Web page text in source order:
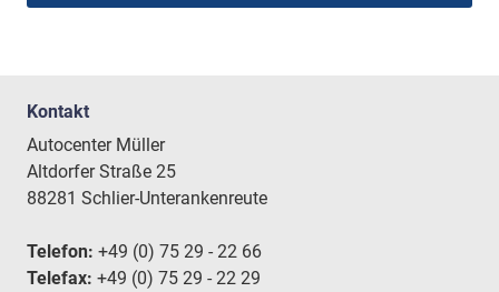
Kontakt
Autocenter Müller
Altdorfer Straße 25
88281 Schlier-Unterankenreute
Telefon: +49 (0) 75 29 - 22 66
Telefax: +49 (0) 75 29 - 22 29